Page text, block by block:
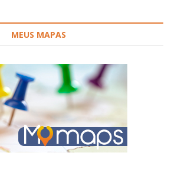
MEUS MAPAS